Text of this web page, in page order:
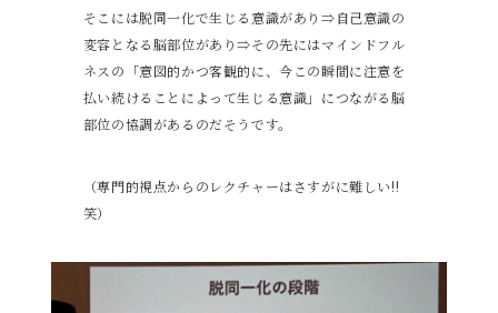
そこには脱同一化で生じる意識があり⇒自己意識の
変容となる脳部位があり⇒その先にはマインドフル
ネスの「意図的かつ客観的に、今この瞬間に注意を
払い続けることによって生じる意識」につながる脳
部位の協調があるのだそうです。
（専門的視点からのレクチャーはさすがに難しい!!
笑）